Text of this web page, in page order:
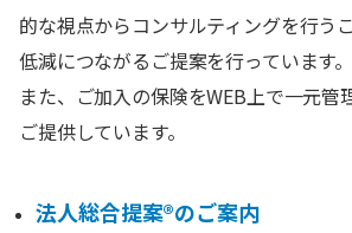
的な視点からコンサルティングを行う
低減につながるご提案を行っています。
また、ご加入の保険をWEB上で一元管
ご提供しています。
法人総合提案®のご案内